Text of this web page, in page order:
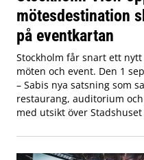
mötesdestination
på eventkartan
Stockholm får snart ett
möten och event. Den 1
– Sabis nya satsning som
restaurang, auditorium
med utsikt över